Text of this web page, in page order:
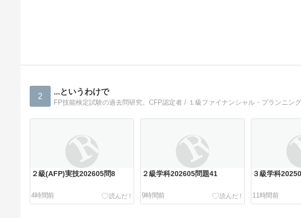
2 ...というわけで
FP技能検定試験の過去問研究。CFP認定者 / １級ファイナンシャル・プランニン
２級(AFP)実技202605問8
4時間前
２級学科202605問題41
9時間前
３級学科
11時間前